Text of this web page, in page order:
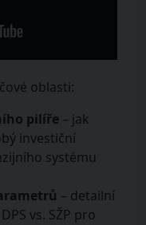
oblasti:
pilíře – jak
investiční
systému
– detailní
vs. SŽP pro